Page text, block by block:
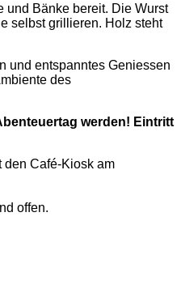
und Bänke bereit. Die Wurst
selbst grillieren. Holz steht
und entspanntes Geniessen
des
werden! Eintritt
den Café-Kiosk am
offen.